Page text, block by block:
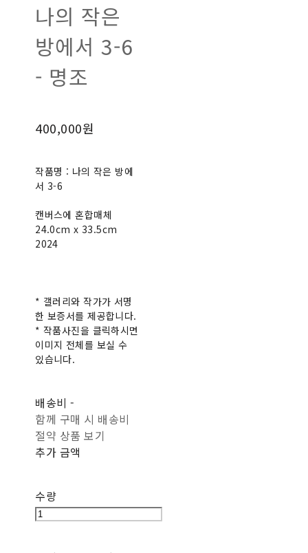
나의 작은
방에서 3-6
- 명조
400,000원
작품명 : 나의 작은 방에
서 3-6
캔버스에 혼합매체
24.0cm x 33.5cm
2024
* 갤러리와 작가가 서명
한 보증서를 제공합니다.
* 작품사진을 클릭하시면
이미지 전체를 보실 수
있습니다.
배송비-
함께 구매 시 배송비
절약 상품 보기
추가 금액
수량